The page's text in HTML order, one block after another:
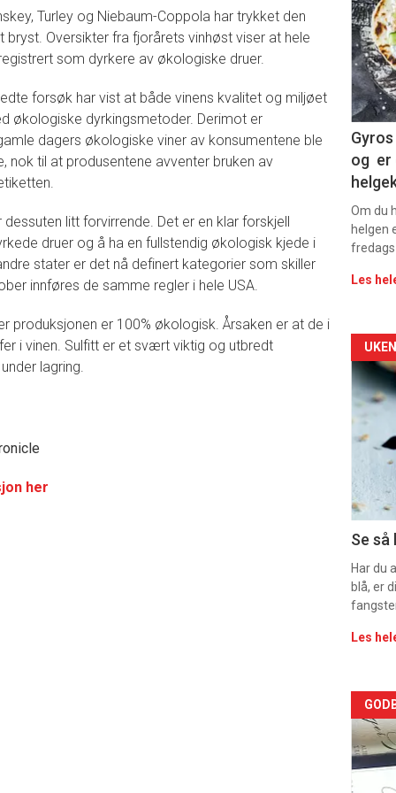
Turley og Niebaum-Coppola har trykket den
Oversikter fra fjorårets vinhøst viser at hele
som dyrkere av økologiske druer.
forsøk har vist at både vinens kvalitet og miljøet
økologiske dyrkingsmetoder. Derimot er
dagers økologiske viner av konsumentene ble
til at produsentene avventer bruken av
litt forvirrende. Det er en klar forskjell
druer og å ha en fullstendig økologisk kjede i
stater er det nå definert kategorier som skiller
innføres de samme regler i hele USA.
produksjonen er 100% økologisk. Årsaken er at de i
i vinen. Sulfitt er et svært viktig og utbredt
lagring.
her
-
11
og er
Om du
helgen
Les
-
11
rett
Se
Har du
blå, er
Les
-